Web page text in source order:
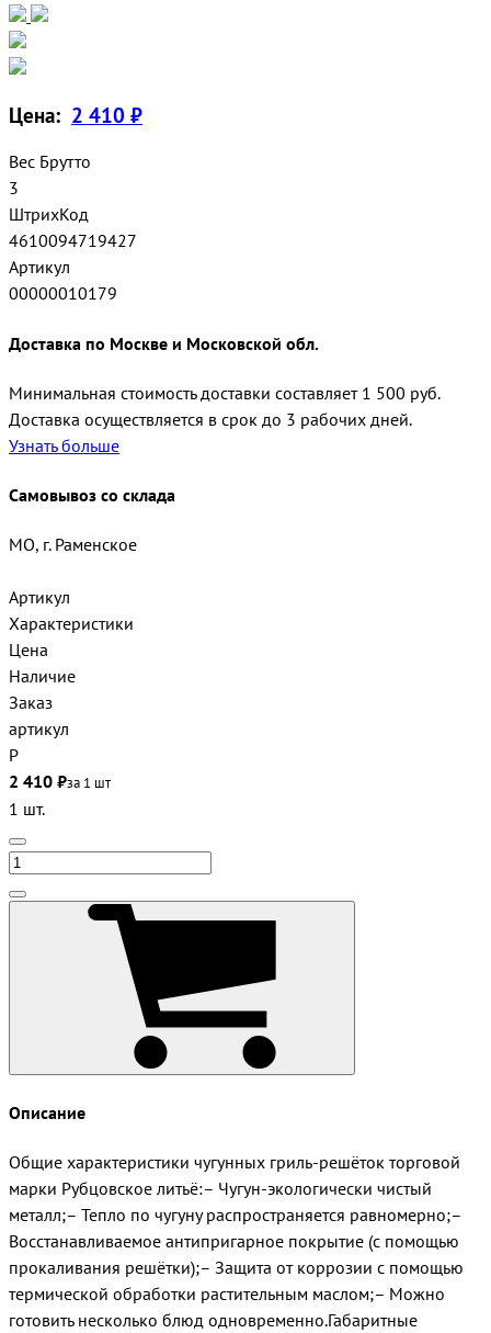
Цена: 2 410 ₽
Вес Брутто
3
ШтрихКод
4610094719427
Артикул
00000010179
Доставка по Москве и Московской обл.
Минимальная стоимость доставки составляет 1 500 руб.
Доставка осуществляется в срок до 3 рабочих дней.
Узнать больше
Самовывоз со склада
МО, г. Раменское
Артикул
Характеристики
Цена
Наличие
Заказ
артикул
Р
2 410 ₽за 1 шт
1 шт.
Описание
Общие характеристики чугунных гриль-решёток торговой
марки Рубцовское литьё:– Чугун-экологически чистый
металл;– Тепло по чугуну распространяется равномерно;–
Восстанавливаемое антипригарное покрытие (с помощью
прокаливания решётки);– Защита от коррозии с помощью
термической обработки растительным маслом;– Можно
готовить несколько блюд одновременно.Габаритные